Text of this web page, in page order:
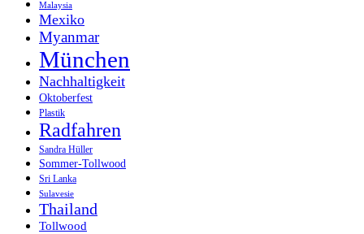
Malaysia
Mexiko
Myanmar
München
Nachhaltigkeit
Oktoberfest
Plastik
Radfahren
Sandra Hüller
Sommer-Tollwood
Sri Lanka
Sulavesie
Thailand
Tollwood